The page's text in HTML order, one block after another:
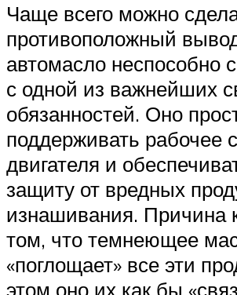
Чаще всего можно
противоположный
автомасло неспособно
с одной из важнейших
обязанностей. Оно
поддерживать рабочее
двигателя и
защиту от вредных
изнашивания. Причина
том, что темнеющее
«поглощает» все эти
этом оно их как бы